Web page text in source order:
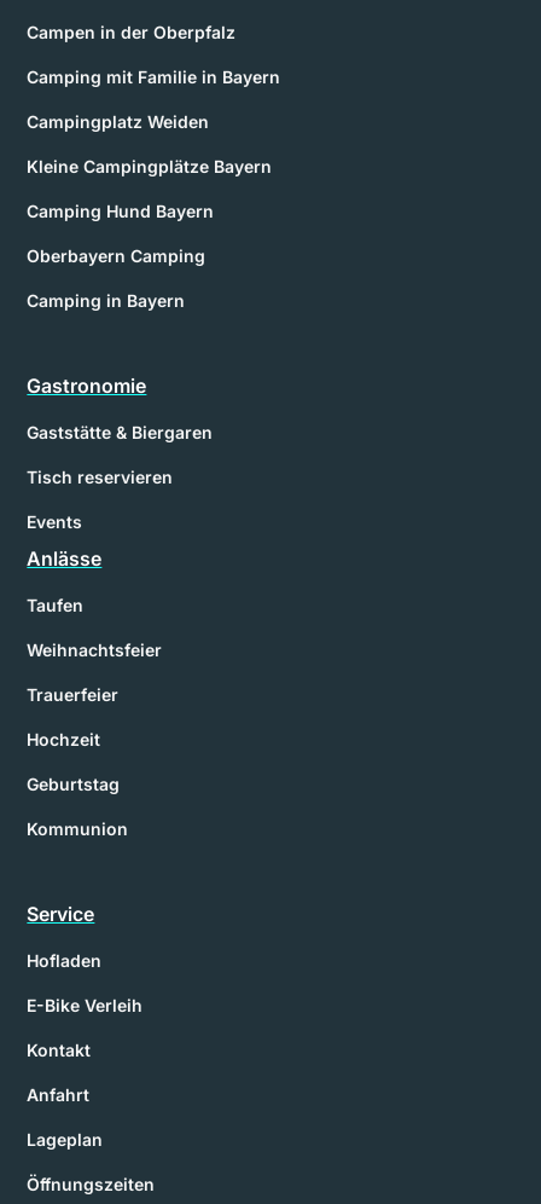
Campen in der Oberpfalz
Camping mit Familie in Bayern
Campingplatz Weiden
Kleine Campingplätze Bayern
Camping Hund Bayern
Oberbayern Camping
Camping in Bayern
Gastronomie
Gaststätte & Biergaren
Tisch reservieren
Events
Anlässe
Taufen
Weihnachtsfeier
Trauerfeier
Hochzeit
Geburtstag
Kommunion
Service
Hofladen
E-Bike Verleih
Kontakt
Anfahrt
Lageplan
Öffnungszeiten